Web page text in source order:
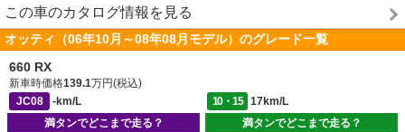
この車のカタログ情報を見る
オッティ（06年10月～08年08月モデル）のグレード一覧
660 RX
新車時価格139.1万円(税込)
JC08
-km/L 10・15
17km/L
満タンでどこまで走る？
満タンでどこまで走る？